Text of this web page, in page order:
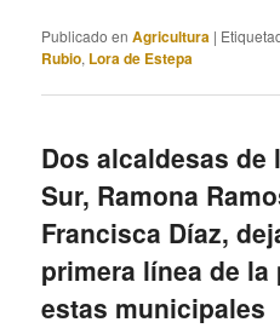
Publicado en Agricultura |
Rubio, Lora de Estepa
Dos alcaldesas de
Sur, Ramona
Francisca Díaz,
primera línea de
estas municipales